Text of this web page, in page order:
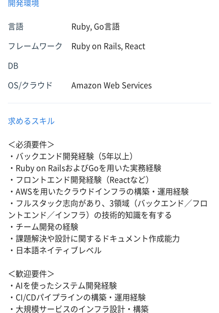
開発環境
言語 Ruby, Go言語
フレームワーク Ruby on Rails, React
DB
OS/クラウド Amazon Web Services
求めるスキル
＜必須要件＞
・バックエンド開発経験（5年以上）
・Ruby on RailsおよびGoを用いた実務経験
・フロントエンド開発経験（Reactなど）
・AWSを用いたクラウドインフラの構築・運用経験
・フルスタック志向があり、3領域（バックエンド／フロ
ントエンド／インフラ）の技術的知識を有する
・チーム開発の経験
・課題解決や設計に関するドキュメント作成能力
・日本語ネイティブレベル
＜歓迎要件＞
・AIを使ったシステム開発経験
・CI/CDパイプラインの構築・運用経験
・大規模サービスのインフラ設計・構築